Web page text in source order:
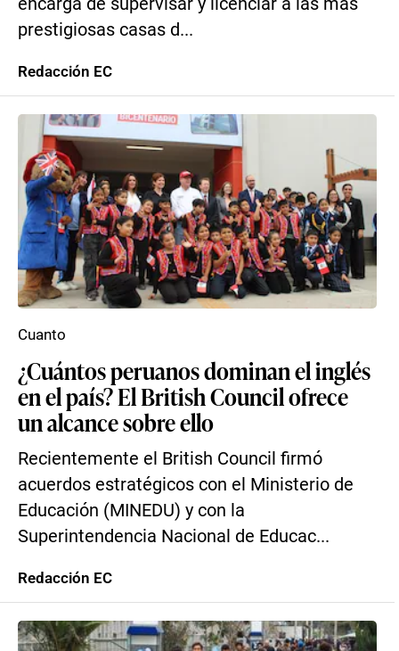
prestigiosas casas d...
Redacción EC
¿Cuántos peruanos dominan el inglés
en el país? El British Council ofrece
un alcance sobre ello
Recientemente el British Council firmó
acuerdos estratégicos con el Ministerio de
Educación (MINEDU) y con la
Superintendencia Nacional de Educac...
Cuanto
Redacción EC